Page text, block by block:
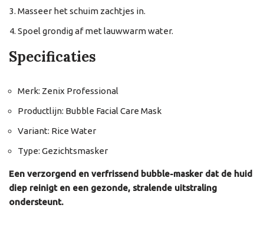
Masseer het schuim zachtjes in.
Spoel grondig af met lauwwarm water.
Specificaties
Merk: Zenix Professional
Productlijn: Bubble Facial Care Mask
Variant: Rice Water
Type: Gezichtsmasker
Een verzorgend en verfrissend bubble-masker dat de huid
diep reinigt en een gezonde, stralende uitstraling
ondersteunt.